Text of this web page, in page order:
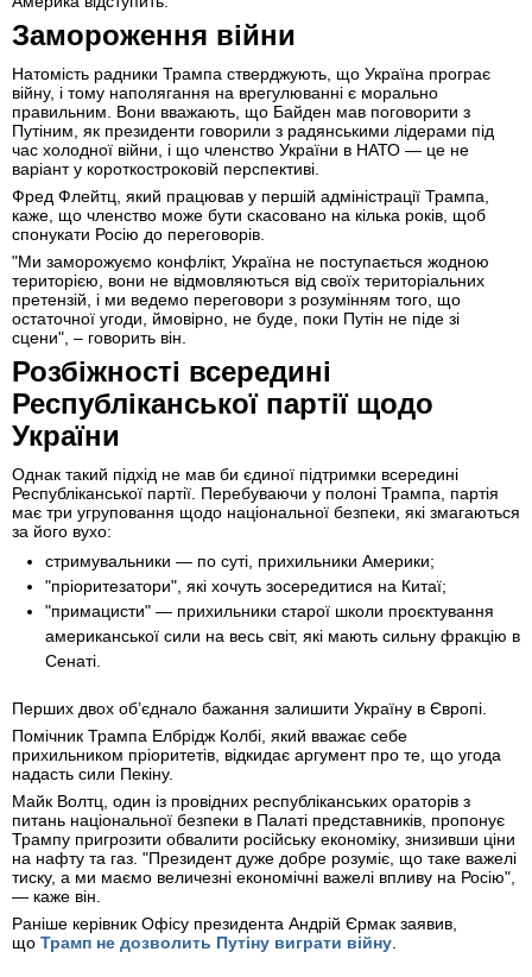
Замороження війни
Натомість радники Трампа стверджують, що Україна програє
війну, і тому наполягання на врегулюванні є морально
правильним. Вони вважають, що Байден мав поговорити з
Путіним, як президенти говорили з радянськими лідерами під
час холодної війни, і що членство України в НАТО — це не
варіант у короткостроковій перспективі.
Фред Флейтц, який працював у першій адміністрації Трампа,
каже, що членство може бути скасовано на кілька років, щоб
спонукати Росію до переговорів.
"Ми заморожуємо конфлікт, Україна не поступається жодною
територією, вони не відмовляються від своїх територіальних
претензій, і ми ведемо переговори з розумінням того, що
остаточної угоди, ймовірно, не буде, поки Путін не піде зі
сцени", – говорить він.
Розбіжності всередині
Республіканської партії щодо
України
Однак такий підхід не мав би єдиної підтримки всередині
Республіканської партії. Перебуваючи у полоні Трампа, партія
має три угруповання щодо національної безпеки, які змагаються
за його вухо:
стримувальники — по суті, прихильники Америки;
"пріоритезатори", які хочуть зосередитися на Китаї;
"примацисти" — прихильники старої школи проєктування
американської сили на весь світ, які мають сильну фракцію в
Сенаті.
Перших двох об’єднало бажання залишити Україну в Європі.
Помічник Трампа Елбрідж Колбі, який вважає себе
прихильником пріоритетів, відкидає аргумент про те, що угода
надасть сили Пекіну.
Майк Волтц, один із провідних республіканських ораторів з
питань національної безпеки в Палаті представників, пропонує
Трампу пригрозити обвалити російську економіку, знизивши ціни
на нафту та газ. "Президент дуже добре розуміє, що таке важелі
тиску, а ми маємо величезні економічні важелі впливу на Росію",
— каже він.
Раніше керівник Офісу президента Андрій Єрмак заявив,
що Трамп не дозволить Путіну виграти війну